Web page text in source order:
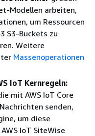
Modellen arbeiten,
um Ressourcen
S3-Buckets zu
Weitere
Massenoperationen
IoT Kernregeln:
mit AWS IoT Core
senden,
um diese
IoT SiteWise